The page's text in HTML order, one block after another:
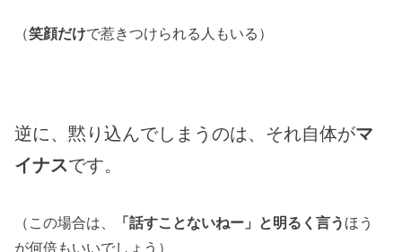
（笑顔だけで惹きつけられる人もいる）
逆に、黙り込んでしまうのは、それ自体がマ
イナスです。
（この場合は、 「話すことないねー」と明るく言う ほう
が何倍もいいでしょう）